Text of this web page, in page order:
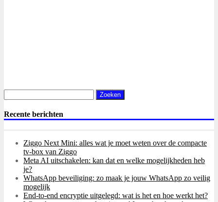
naar:
Recente berichten
Ziggo Next Mini: alles wat je moet weten over de compacte
tv-box van Ziggo
Meta AI uitschakelen: kan dat en welke mogelijkheden heb
je?
WhatsApp beveiliging: zo maak je jouw WhatsApp zo veilig
mogelijk
End-to-end encryptie uitgelegd: wat is het en hoe werkt het?